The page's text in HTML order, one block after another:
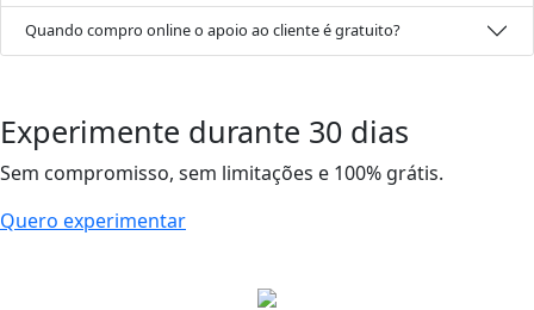
Quando compro online o apoio ao cliente é gratuito?
Experimente durante 30 dias
Sem compromisso, sem limitações e 100% grátis.
Quero experimentar